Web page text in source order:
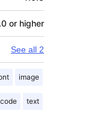
or higher
See all 2
image
text